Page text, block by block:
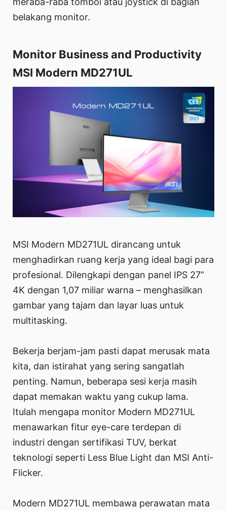
belakang monitor.
Monitor Business and Productivity
MSI Modern MD271UL
MSI Modern MD271UL dirancang untuk
menghadirkan ruang kerja yang ideal bagi para
profesional. Dilengkapi dengan panel IPS 27”
4K dengan 1,07 miliar warna – menghasilkan
gambar yang tajam dan layar luas untuk
multitasking.
Bekerja berjam-jam pasti dapat merusak mata
kita, dan istirahat yang sering sangatlah
penting. Namun, beberapa sesi kerja masih
dapat memakan waktu yang cukup lama.
Itulah mengapa monitor Modern MD271UL
menawarkan fitur eye-care terdepan di
industri dengan sertifikasi TUV, berkat
teknologi seperti Less Blue Light dan MSI Anti-
Flicker.
Modern MD271UL membawa perawatan mata